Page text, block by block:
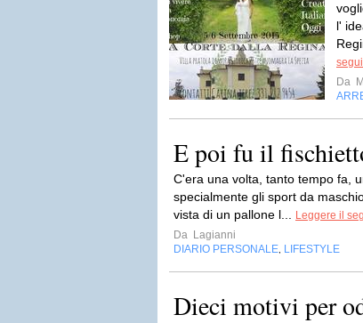
l'
Da
E poi fu il
C'era una volta, tanto tempo fa,
specialmente gli sport da
vista di un pallone l...
Leggere il
Da Lagianni
DIARIO PERSONALE LIFESTYLE
Dieci motivi per